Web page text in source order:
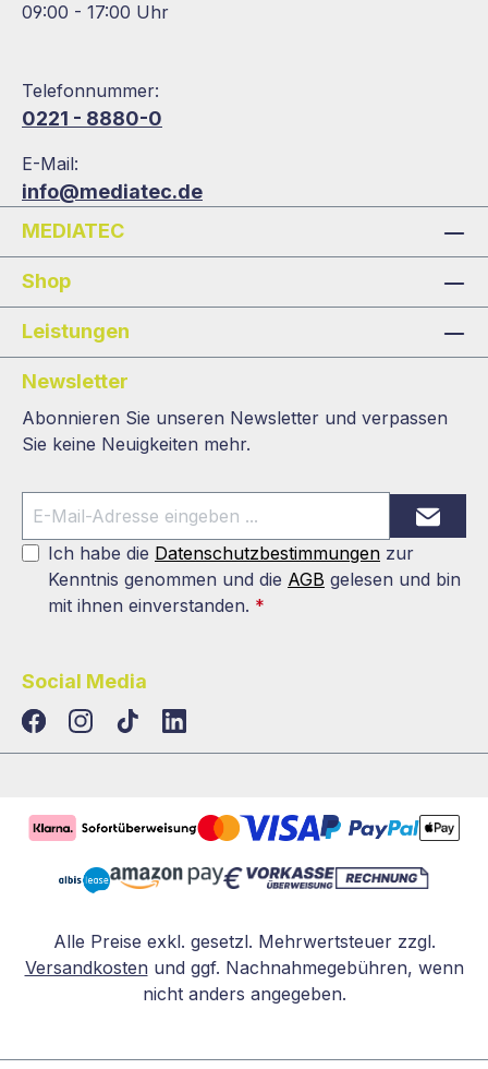
09:00 - 17:00 Uhr
Telefonnummer:
0221 - 8880-0
E-Mail:
info@mediatec.de
MEDIATEC
Shop
Leistungen
Newsletter
Abonnieren Sie unseren Newsletter und verpassen
Sie keine Neuigkeiten mehr.
Ich habe die Datenschutzbestimmungen zur
Kenntnis genommen und die AGB gelesen und bin
mit ihnen einverstanden. *
Social Media
TikTokLinkedIn
Alle Preise exkl. gesetzl. Mehrwertsteuer zzgl.
Versandkosten und ggf. Nachnahmegebühren, wenn
nicht anders angegeben.